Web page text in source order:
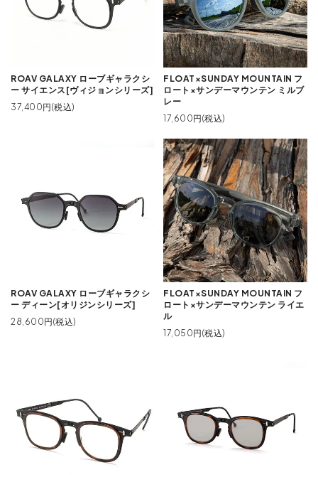
ROAV GALAXY ローブギャラクシ
ー サイエンス[ヴィジョンシリーズ]
37,400円(税込)
FLOAT×SUNDAY MOUNTAIN フ
ロート×サンデーマウンテン ミルブ
レー
17,600円(税込)
ROAV GALAXY ローブギャラクシ
ー ディーン[オリジンシリーズ]
28,600円(税込)
FLOAT×SUNDAY MOUNTAIN フ
ロート×サンデーマウンテン ライエ
ル
17,050円(税込)